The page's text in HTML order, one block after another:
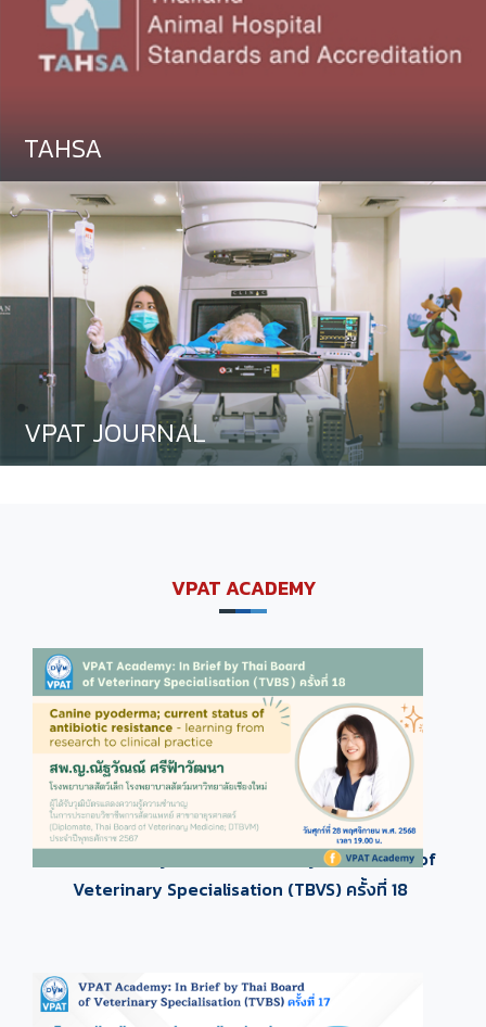
TAHSA
VPAT JOURNAL
VPAT ACADEMY
VPAT academy 2025 - In brief by Thai Board of
Veterinary Specialisation (TBVS) ครั้งที่ 18